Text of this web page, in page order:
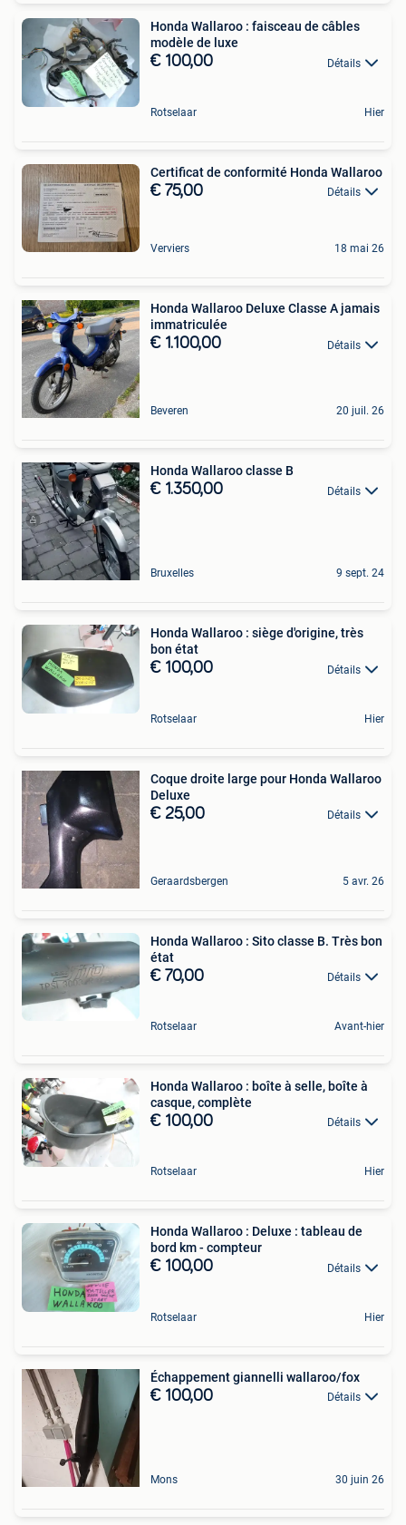
Honda Wallaroo : faisceau de câbles
modèle de luxe
€ 100,00 Détails
Rotselaar Hier
Certificat de conformité Honda Wallaroo
€ 75,00 Détails
Verviers 18 mai 26
Honda Wallaroo Deluxe Classe A jamais
immatriculée
€ 1.100,00 Détails
Beveren 20 juil. 26
Honda Wallaroo classe B
€ 1.350,00 Détails
Bruxelles 9 sept. 24
Honda Wallaroo : siège d'origine, très
bon état
€ 100,00 Détails
Rotselaar Hier
Coque droite large pour Honda Wallaroo
Deluxe
€ 25,00 Détails
Geraardsbergen 5 avr. 26
Honda Wallaroo : Sito classe B. Très bon
état
€ 70,00 Détails
Rotselaar Avant-hier
Honda Wallaroo : boîte à selle, boîte à
casque, complète
€ 100,00 Détails
Rotselaar Hier
Honda Wallaroo : Deluxe : tableau de
bord km - compteur
€ 100,00 Détails
Rotselaar Hier
Échappement giannelli wallaroo/fox
€ 100,00 Détails
Mons 30 juin 26